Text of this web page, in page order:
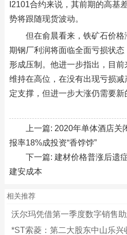
I2101合约来说，其前期的高基
势将跟随现货波动。
但在俞晨看来，铁矿石价
期钢厂利润将面临全面亏损状
形成压制。他进一步指出，目
维持在高位，在没有出现亏损
定支撑，但进一步大涨仍需要新
上一篇: 2020年单体酒店关
报率18%成投资“香饽饽”
下一篇: 建材价格普涨后遗
建安成本
相关推荐
沃尔玛凭借第一季度数字销售
*ST索菱：第二大股东中山乐兴